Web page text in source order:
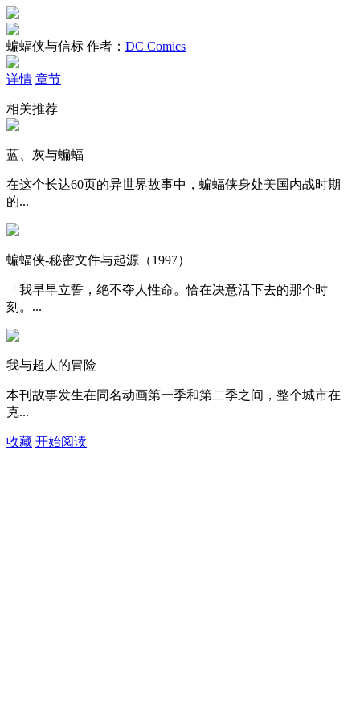
蝙蝠侠与信标 作者： DC Comics
详情 章节
相关推荐
蓝、灰与蝙蝠
在这个长达60页的异世界故事中，蝙蝠侠身处美国内战时期
的...
蝙蝠侠-秘密文件与起源（1997）
「我早早立誓，绝不夺人性命。恰在决意活下去的那个时
刻。...
我与超人的冒险
本刊故事发生在同名动画第一季和第二季之间，整个城市在
克...
收藏 开始阅读